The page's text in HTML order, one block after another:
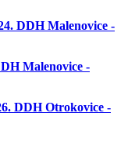
DDH Malenovice -
Malenovice -
DDH Otrokovice -